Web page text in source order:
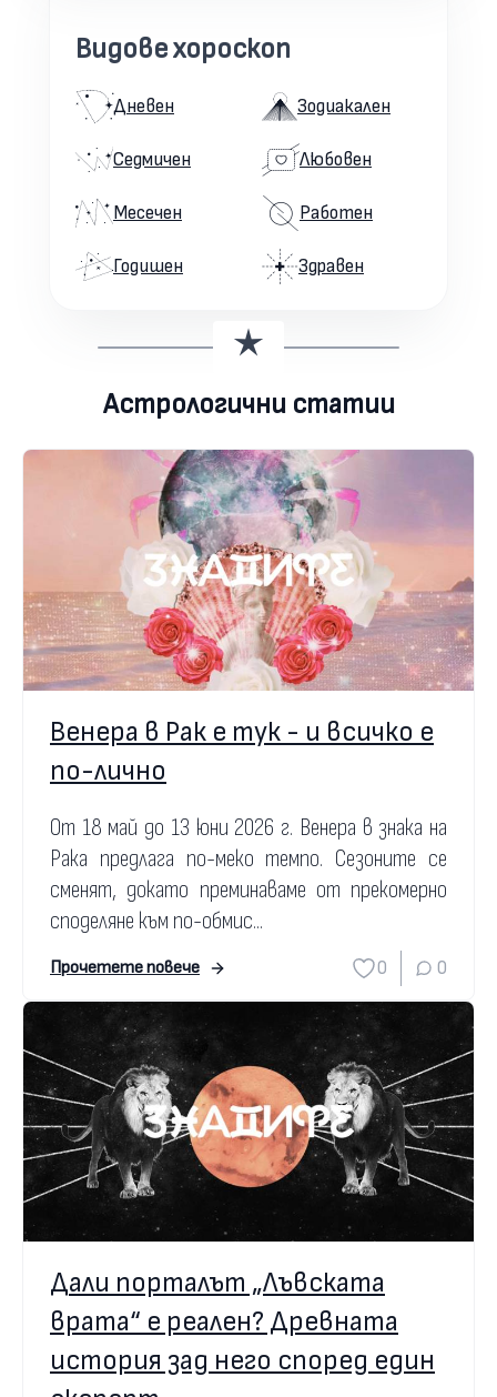
Видове хороскоп
Дневен
Седмичен
Месечен
Годишен
Зодиакален
Любовен
Работен
Здравен
Астрологични статии
Венера в Рак е тук - и всичко е
по-лично
От 18 май до 13 юни 2026 г. Венера в знака на
Рака предлага по-меко темпо. Сезоните се
сменят, докато преминаваме от прекомерно
споделяне към по-обмис...
Прочетете повече 0 0
Дали порталът „Лъвската
врата“ е реален? Древната
история зад него според един